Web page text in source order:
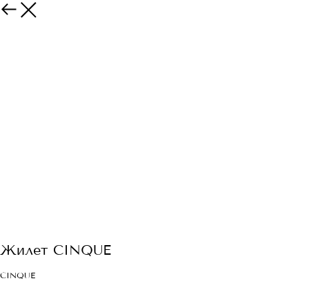
Жилет CINQUE
CINQUE